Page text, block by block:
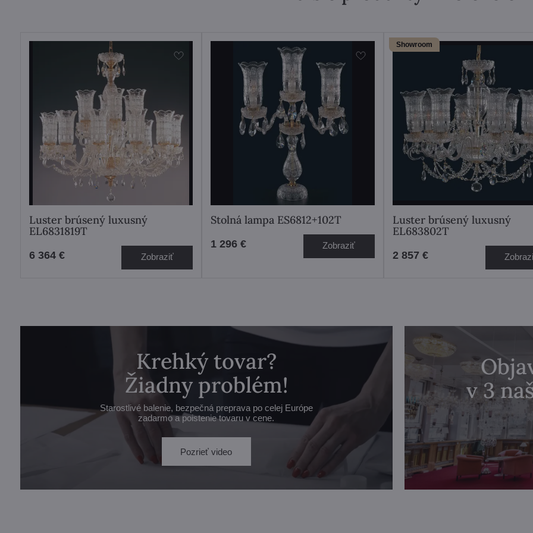
Luster brúsený luxusný
EL6831819T
6 364 € Zobraziť
Stolná lampa ES6812+102T
1 296 € Zobraziť
Showroom
Luster brúsený luxusný
EL683802T
2 857 €
Krehký tovar?
Žiadny problém!
Starostlivé balenie, bezpečná preprava po celej Európe
zadarmo a poistenie tovaru v cene.
Pozrieť video
v 3